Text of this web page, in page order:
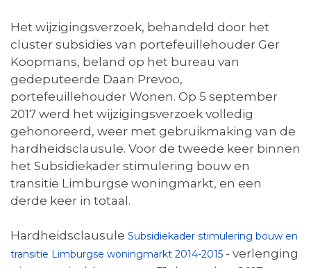
Het wijzigingsverzoek, behandeld door het
cluster subsidies van portefeuillehouder Ger
Koopmans, beland op het bureau van
gedeputeerde Daan Prevoo,
portefeuillehouder Wonen. Op 5 september
2017 werd het wijzigingsverzoek volledig
gehonoreerd, weer met gebruikmaking van de
hardheidsclausule. Voor de tweede keer binnen
het Subsidiekader stimulering bouw en
transitie Limburgse woningmarkt, en een
derde keer in totaal.
Hardheidsclausule Subsidiekader stimulering bouw en
transitie Limburgse woningmarkt 2014-2015 - verlenging